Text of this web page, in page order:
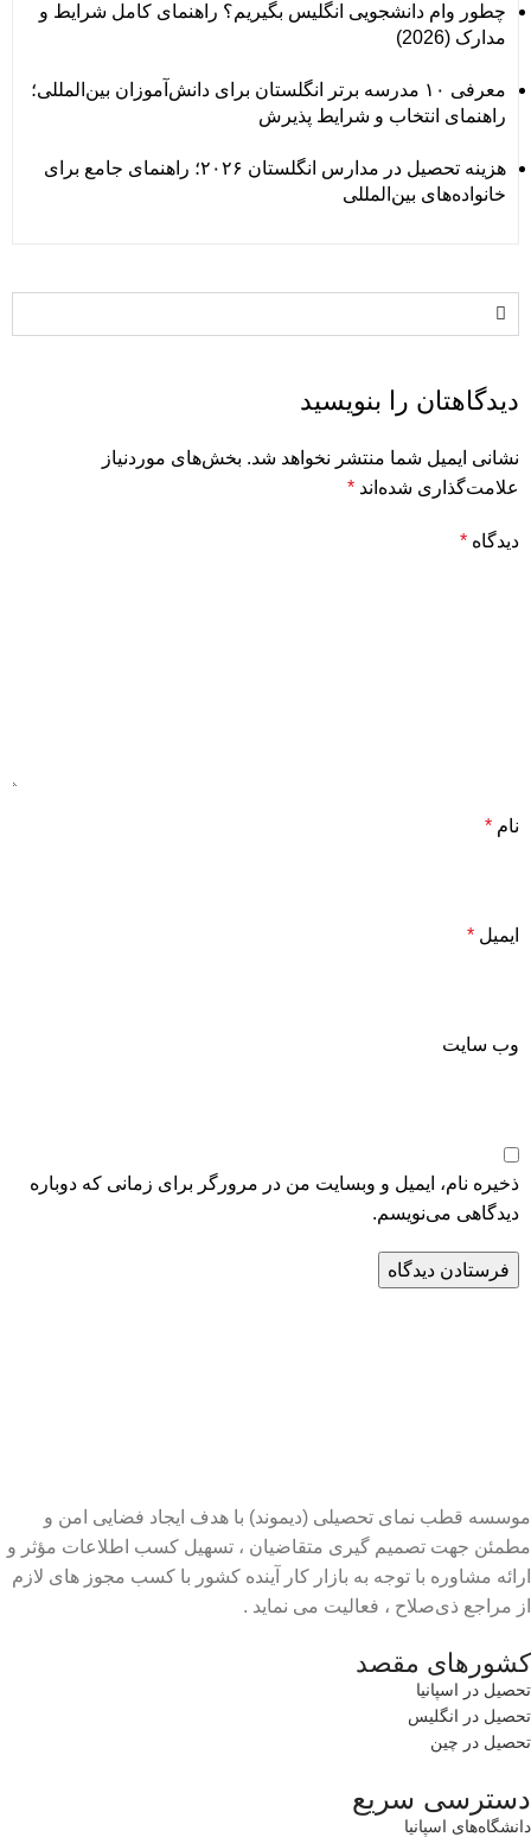
چطور وام دانشجویی انگلیس بگیریم؟ راهنمای کامل شرایط و
مدارک (2026)
معرفی ۱۰ مدرسه برتر انگلستان برای دانش‌آموزان بین‌المللی؛
راهنمای انتخاب و شرایط پذیرش
هزینه تحصیل در مدارس انگلستان ۲۰۲۶؛ راهنمای جامع برای
خانواده‌های بین‌المللی
دیدگاهتان را بنویسید
نشانی ایمیل شما منتشر نخواهد شد. بخش‌های موردنیاز
علامت‌گذاری شده‌اند *
دیدگاه *
نام *
ایمیل *
وب‌ سایت
ذخیره نام، ایمیل و وبسایت من در مرورگر برای زمانی که دوباره
دیدگاهی می‌نویسم.
موسسه قطب نمای تحصیلی (دیموند) با هدف ایجاد فضایی امن و
مطمئن جهت تصمیم گیری متقاضیان ، تسهیل کسب اطلاعات مؤثر و
ارائه مشاوره با توجه به بازار کار آینده کشور با کسب مجوز های لازم
از مراجع ذی‌صلاح ، فعالیت می نماید .
کشورهای مقصد
تحصیل در اسپانیا
تحصیل در انگلیس
تحصیل در چین
دسترسی سریع
دانشگاه‌های اسپانیا